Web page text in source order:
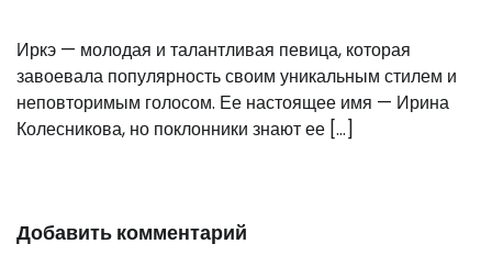
Иркэ — молодая и талантливая певица, которая
завоевала популярность своим уникальным стилем и
неповторимым голосом. Ее настоящее имя — Ирина
Колесникова, но поклонники знают ее […]
Добавить комментарий